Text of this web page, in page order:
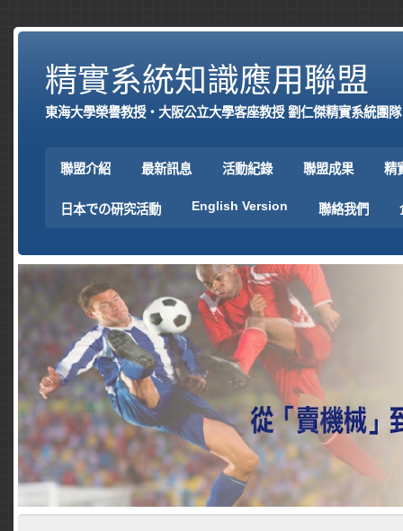
精實系統知識應用聯盟
東海大學榮譽教授‧大阪公立大學客座教授 劉仁傑精實系統團隊
聯盟介紹 最新訊息 活動紀錄 聯盟成果 精
日本での研究活動 English Version 聯絡我們